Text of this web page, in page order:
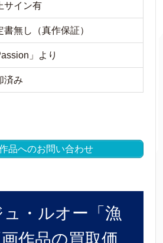
サイン有
書無し（真作保証）
」より
済み
品へのお問い合わせ
・ルオー「漁
作品の買取価